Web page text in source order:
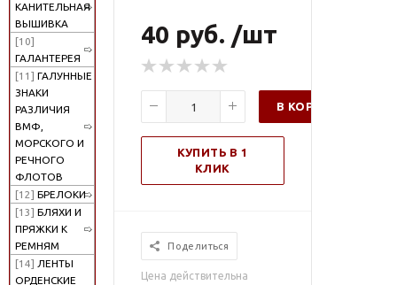
КАНИТЕЛЬНАЯ
ВЫШИВКА
[10]
ГАЛАНТЕРЕЯ
[11] ГАЛУННЫЕ
ЗНАКИ
РАЗЛИЧИЯ
ВМФ,
МОРСКОГО И
РЕЧНОГО
ФЛОТОВ
[12] БРЕЛОКИ
[13] БЛЯХИ И
ПРЯЖКИ К
РЕМНЯМ
[14] ЛЕНТЫ
ОРДЕНСКИЕ
40 руб. /шт
В КОРЗИНУ
КУПИТЬ В 1
КЛИК
Поделиться
Цена действительна